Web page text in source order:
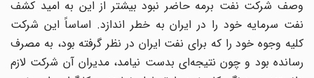
وصف شرکت نفت برمه حاضر نبود بیشتر از این به امید کشف
نفت سرمایه خود را در ایران به خطر اندازد. اساساً این شرکت
کلیه وجوه خود را که برای نفت ایران در نظر گرفته بود، به مصرف
رسانده بود و چون نتیجه‌ای بدست نیامد، مدیران آن شرکت لازم